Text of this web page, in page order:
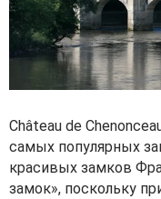
Château de
самых популярных
красивых замков
замок», поскольку